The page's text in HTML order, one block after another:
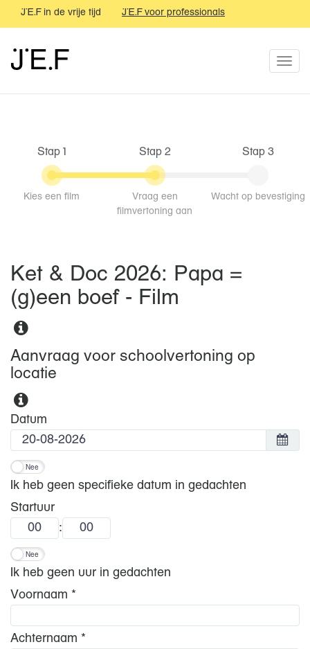
JEF in de vrije tijd JEF voor professionals
JEF
JEF
Stap 1
Kies een film
Stap 2
Vraag een
filmvertoning aan
Stap 3
Wacht op bevestiging
Ket & Doc 2026: Papa =
(g)een boef - Film
Aanvraag voor schoolvertoning op
locatie
Datum
Nee
Ik heb geen specifieke datum in gedachten
Startuur
:
Nee
Ik heb geen uur in gedachten
Voornaam *
Achternaam *